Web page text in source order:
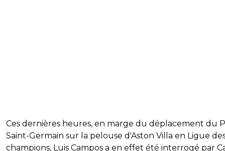
Ces dernières heures, en marge du déplacement du
Saint-Germain sur la pelouse d'Aston Villa en Ligue
champions, Luis Campos a en effet été interrogé par